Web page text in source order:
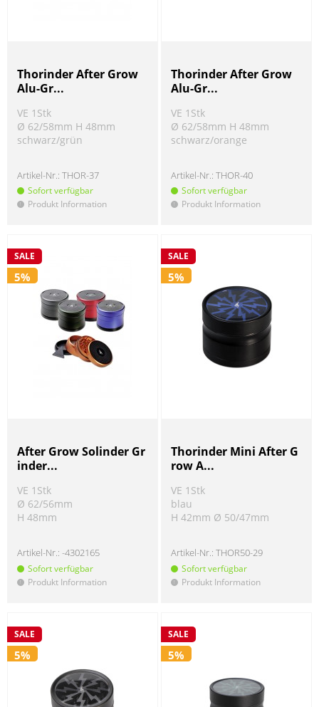
Thorinder After Grow
Alu-Gr...
VE 1Stk
Ø 62/58mm H 48mm
schwarz/grün
Artikel-Nr.:THOR-37
Sofort verfügbar
! Produkt Information
Thorinder After Grow
Alu-Gr...
VE 1Stk
Ø 62/58mm H 48mm
schwarz/orange
Artikel-Nr.:THOR-40
Sofort verfügbar
! Produkt Information
SALE
5%
After Grow Solinder Gr
inder...
VE 1Stk
Ø 62/56mm
H 48mm
Artikel-Nr.:-4302165
Sofort verfügbar
! Produkt Information
SALE
5%
Thorinder Mini After G
row A...
VE 1Stk
blau
H 42mm Ø 50/47mm
Artikel-Nr.:THOR50-29
Sofort verfügbar
! Produkt Information
SALE
5%
SALE
5%